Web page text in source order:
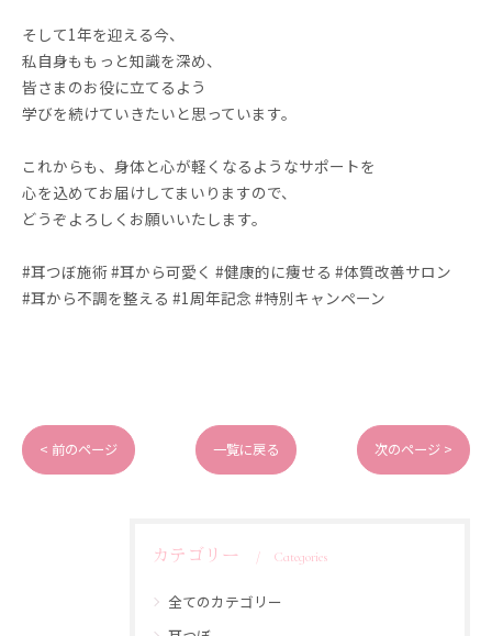
そして1年を迎える今、
私自身ももっと知識を深め、
皆さまのお役に立てるよう
学びを続けていきたいと思っています。
これからも、身体と心が軽くなるようなサポートを
心を込めてお届けしてまいりますので、
どうぞよろしくお願いいたします。
#耳つぼ施術 #耳から可愛く #健康的に痩せる #体質改善サロン
#耳から不調を整える #1周年記念 #特別キャンペーン
< 前のページ 一覧に戻る 次のページ >
カテゴリー Categories
全てのカテゴリー